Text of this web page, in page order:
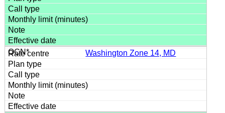
Washington Zone 14, MD